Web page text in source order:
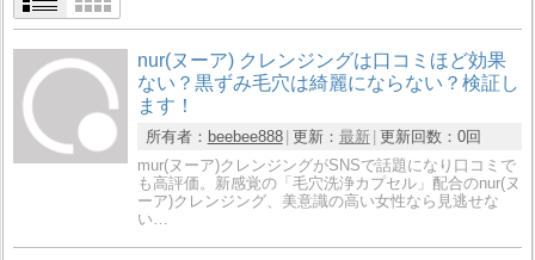
nur(ヌーア) クレンジングは口コミほど効果
ない？黒ずみ毛穴は綺麗にならない？検証し
ます！
所有者： beebee888 更新： 最新 更新回数： 0回
mur(ヌーア)クレンジングがSNSで話題になり口コミで
も高評価。新感覚の「毛穴洗浄カプセル」配合のnur(ヌ
ーア)クレンジング、美意識の高い女性なら見逃せな
い…